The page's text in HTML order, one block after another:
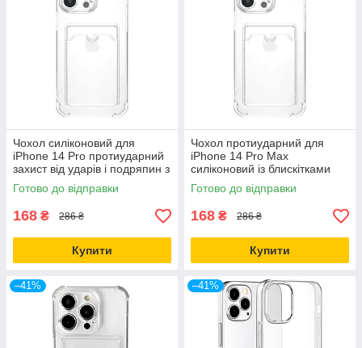
Чохол силіконовий для
iPhone 14 Pro протиударний
захист від ударів і подряпин з
ефектом глітеру
Готово до відправки
168 ₴ 286 ₴
Купити
Чохол протиударний для
iPhone 14 Pro Max
силіконовий із блискітками
захист від падінь і подряпин
Готово до відправки
168 ₴ 286 ₴
Купити
–41% –41%